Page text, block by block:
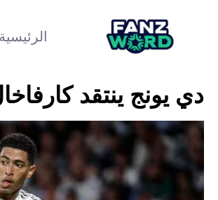
الرئيسية
دي يونج ينتقد